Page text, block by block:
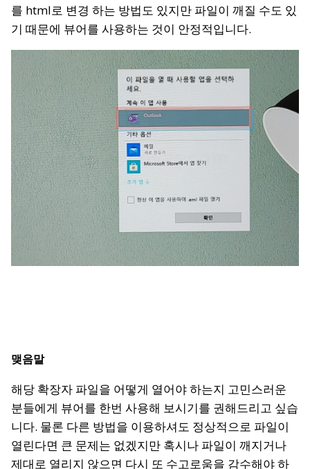
를 html로 변경 하는 방법도 있지만 파일이 깨질 수도 있
기 때문에 뷰어를 사용하는 것이 안정적입니다.
맺음말
해당 확장자 파일을 어떻게 열어야 하는지 고민스러운
분들에게 뷰어를 한번 사용해 보시기를 권해드리고 싶습
니다. 물론 다른 방법을 이용하셔도 정상적으로 파일이
열린다면 큰 문제는 없겠지만 혹시나 파일이 깨지거나
제대로 열리지 않으면 다시 또 수고로움을 감수해야 하